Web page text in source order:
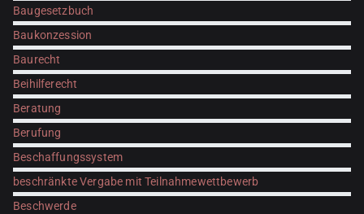
Baugesetzbuch
Baukonzession
Baurecht
Beihilferecht
Beratung
Berufung
Beschaffungssystem
beschränkte Vergabe mit Teilnahmewettbewerb
Beschwerde